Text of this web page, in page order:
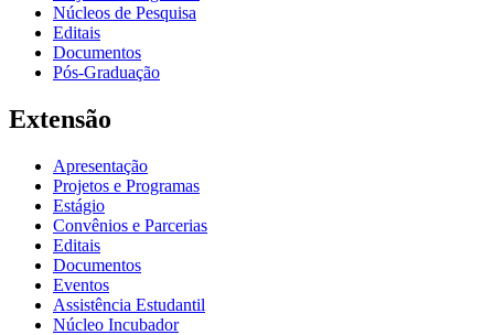
Núcleos de Pesquisa
Editais
Documentos
Pós-Graduação
Extensão
Apresentação
Projetos e Programas
Estágio
Convênios e Parcerias
Editais
Documentos
Eventos
Assistência Estudantil
Núcleo Incubador